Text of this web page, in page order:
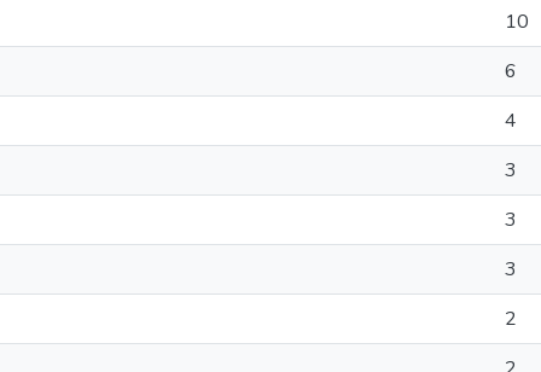
10
6
4
3
3
3
2